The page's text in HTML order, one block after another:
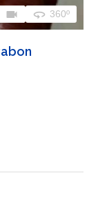
videocam 360 360º